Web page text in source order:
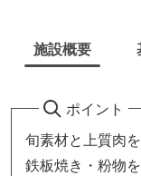
施設概要
ポイント
旬素材と上質肉
鉄板焼き・粉物